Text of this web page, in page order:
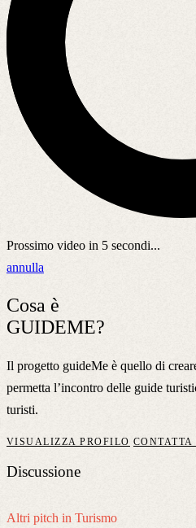
Prossimo video in 5 secondi...
annulla
Cosa è
GUIDEME?
Il progetto guideMe è quello di
permetta l’incontro delle guide
turisti.
VISUALIZZA PROFILO CONTATTA
Discussione
Altri pitch in Turismo